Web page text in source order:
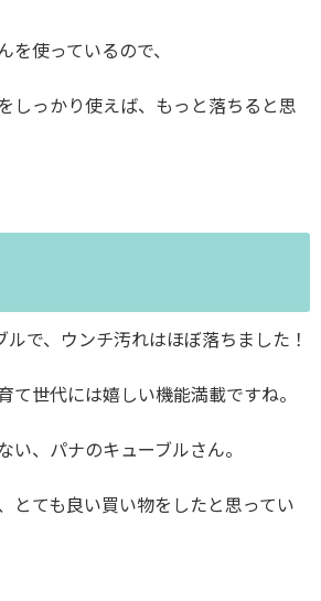
を使っているので、
しっかり使えば、もっと落ちると思
で、ウンチ汚れはほぼ落ちました！
て世代には嬉しい機能満載ですね。
い、パナのキューブルさん。
とても良い買い物をしたと思ってい